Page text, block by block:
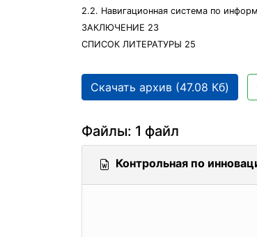
2.2. Навигационная система по
ЗАКЛЮЧЕНИЕ 23
СПИСОК ЛИТЕРАТУРЫ 25
Скачать архив (47.08 Кб)
Файлы: 1 файл
Контрольная по